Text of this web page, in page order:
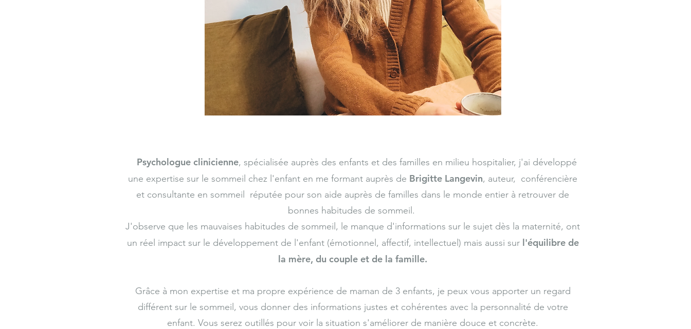
Psychologue clinicienne, spécialisée auprès des enfants et des familles en milieu hospitalier, j'ai développé
une expertise sur le sommeil chez l'enfant en me formant auprès de Brigitte Langevin, auteur, conférencière
et consultante en sommeil réputée pour son aide auprès de familles dans le monde entier à retrouver de
bonnes habitudes de sommeil.
J'observe que les mauvaises habitudes de sommeil, le manque d'informations sur le sujet dès la maternité, ont
un réel impact sur le développement de l'enfant (émotionnel, affectif, intellectuel) mais aussi sur l'équilibre de
la mère, du couple et de la famille.
Grâce à mon expertise et ma propre expérience de maman de 3 enfants, je peux vous apporter un regard
différent sur le sommeil, vous donner des informations justes et cohérentes avec la personnalité de votre
enfant. Vous serez outillés pour voir la situation s'améliorer de manière douce et concrète.